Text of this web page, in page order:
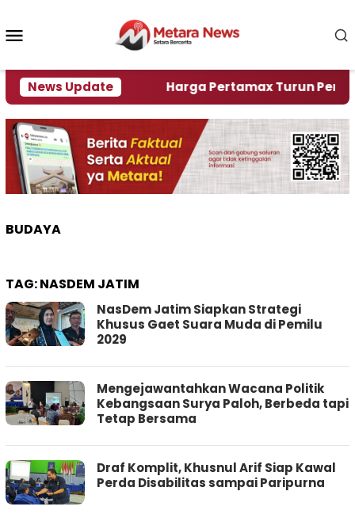
konten
News Update
Krisi Air Harga Pertamax Turun Per Hari
BUDAYA
TAG:NASDEM JATIM
NasDem Jatim Siapkan Strategi
Khusus Gaet Suara Muda di Pemilu
2029
Mengejawantahkan Wacana Politik
Kebangsaan Surya Paloh, Berbeda tapi
Tetap Bersama
Draf Komplit, Khusnul Arif Siap Kawal
Perda Disabilitas sampai Paripurna